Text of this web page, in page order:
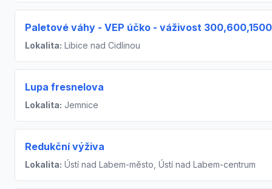
Paletové váhy - VEP účko - váživost
Lokalita: Libice nad Cidlinou
Lupa fresnelova
Lokalita: Jemnice
Redukční výživa
Lokalita: Ústí nad Labem-město, Ústí nad Labem-centrum